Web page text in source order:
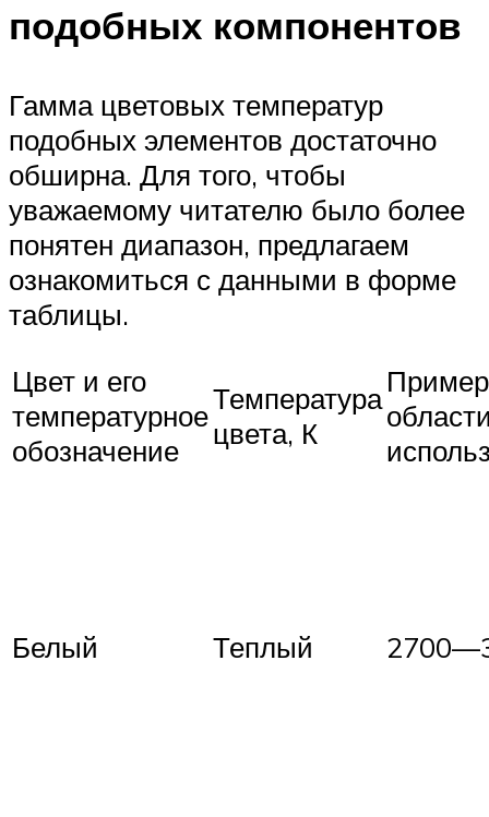
подобных компонентов
Гамма цветовых температур
подобных элементов достаточно
обширна. Для того, чтобы
уважаемому читателю было более
понятен диапазон, предлагаем
ознакомиться с данными в форме
таблицы.
Цвет и его
температурное
обозначение
Температура
цвета, К
Белый Теплый